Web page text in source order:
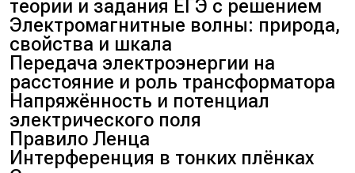
теории и задания ЕГЭ с решением
Электромагнитные волны: природа,
свойства и шкала
Передача электроэнергии на
расстояние и роль трансформатора
Напряжённость и потенциал
электрического поля
Правило Ленца
Интерференция в тонких плёнках